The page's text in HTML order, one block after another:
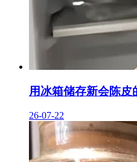
用冰箱储存新会陈皮
26-07-22